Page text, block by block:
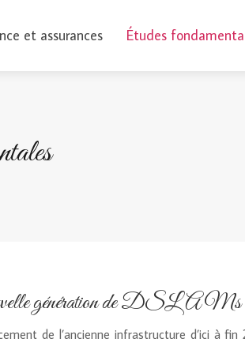
et assurances Études
génération de DSLAMs
de l’ancienne infrastructure d’ici à